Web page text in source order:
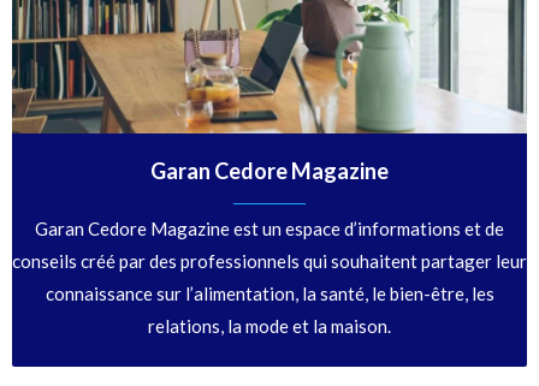
Garan Cedore Magazine
Garan Cedore Magazine est un espace d’informations et de
conseils créé par des professionnels qui souhaitent partager leur
connaissance sur l’alimentation, la santé, le bien-être, les
relations, la mode et la maison.